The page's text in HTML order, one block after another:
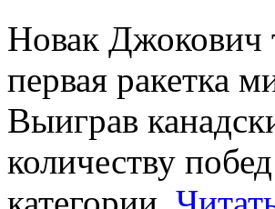
Новак Джокович
первая ракетка
Выиграв
количеству